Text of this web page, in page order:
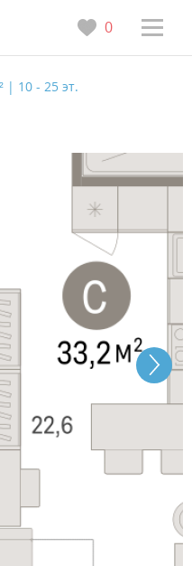
0
| 10 - 25 эт.